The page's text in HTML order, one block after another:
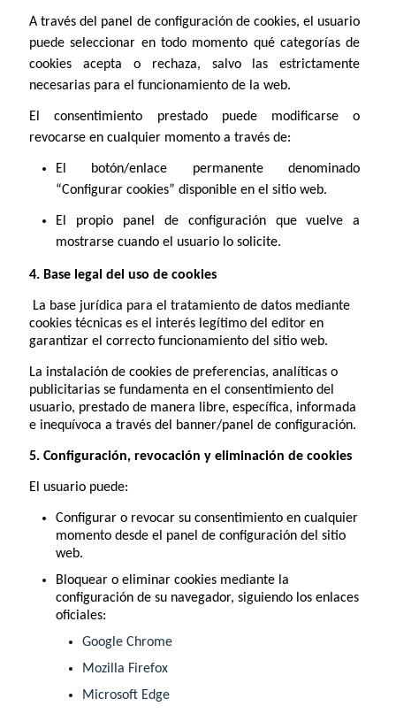
A través del panel de configuración de cookies, el usuario
puede seleccionar en todo momento qué categorías de
cookies acepta o rechaza, salvo las estrictamente
necesarias para el funcionamiento de la web.
El consentimiento prestado puede modificarse o
revocarse en cualquier momento a través de:
El botón/enlace permanente denominado
“Configurar cookies” disponible en el sitio web.
El propio panel de configuración que vuelve a
mostrarse cuando el usuario lo solicite.
4. Base legal del uso de cookies
La base jurídica para el tratamiento de datos mediante
cookies técnicas es el interés legítimo del editor en
garantizar el correcto funcionamiento del sitio web.
La instalación de cookies de preferencias, analíticas o
publicitarias se fundamenta en el consentimiento del
usuario, prestado de manera libre, específica, informada
e inequívoca a través del banner/panel de configuración.
5. Configuración, revocación y eliminación de cookies
El usuario puede:
Configurar o revocar su consentimiento en cualquier
momento desde el panel de configuración del sitio
web.
Bloquear o eliminar cookies mediante la
configuración de su navegador, siguiendo los enlaces
oficiales:
Google Chrome
Mozilla Firefox
Microsoft Edge